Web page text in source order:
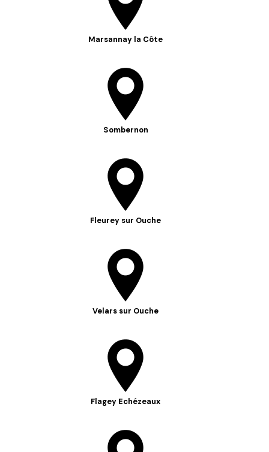
Marsannay la Côte
Sombernon
Fleurey sur Ouche
Velars sur Ouche
Flagey Echézeaux